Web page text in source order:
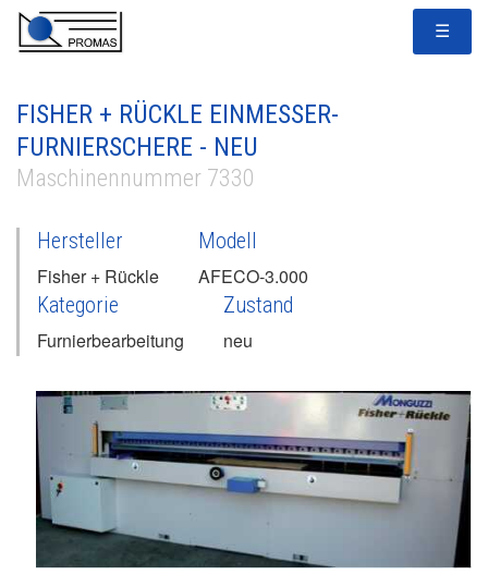
☰
FISHER + RÜCKLE EINMESSER-
FURNIERSCHERE - NEU
Maschinennummer 7330
Hersteller
Fisher + Rückle
Modell
AFECO-3.000
Kategorie
Furnierbearbeitung
Zustand
neu